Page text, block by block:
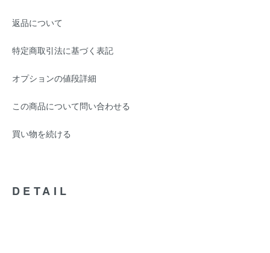
返品について
特定商取引法に基づく表記
オプションの値段詳細
この商品について問い合わせる
買い物を続ける
DETAIL